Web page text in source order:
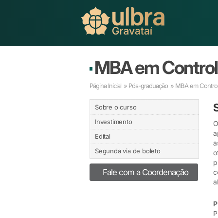
MBA em
Página Inicial » Pós-graduação » MBA em
Sobre o curso
Investimento
Edital
Segunda via de boleto
Fale com a Coordenação